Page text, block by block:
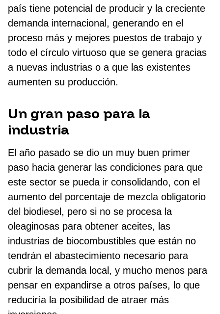
país tiene potencial de producir y la creciente
demanda internacional, generando en el
proceso más y mejores puestos de trabajo y
todo el círculo virtuoso que se genera gracias
a nuevas industrias o a que las existentes
aumenten su producción.
Un gran paso para la
industria
El año pasado se dio un muy buen primer
paso hacia generar las condiciones para que
este sector se pueda ir consolidando, con el
aumento del porcentaje de mezcla obligatorio
del biodiesel, pero si no se procesa la
oleaginosas para obtener aceites, las
industrias de biocombustibles que están no
tendrán el abastecimiento necesario para
cubrir la demanda local, y mucho menos para
pensar en expandirse a otros países, lo que
reduciría la posibilidad de atraer más